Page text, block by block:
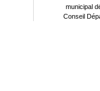
municipal
Conseil